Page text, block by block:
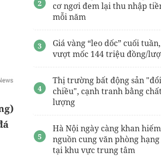
cơ ngơi đem lại thu nhập
mỗi năm
Giá vàng “leo dốc” cuối tuần,
vượt mốc 144 triệu đồng/
Thị trường bất động sản "đổi
chiều", cạnh tranh bằng
lượng
Hà Nội ngày càng khan hiếm
nguồn cung văn phòng hạng
tại khu vực trung tâm